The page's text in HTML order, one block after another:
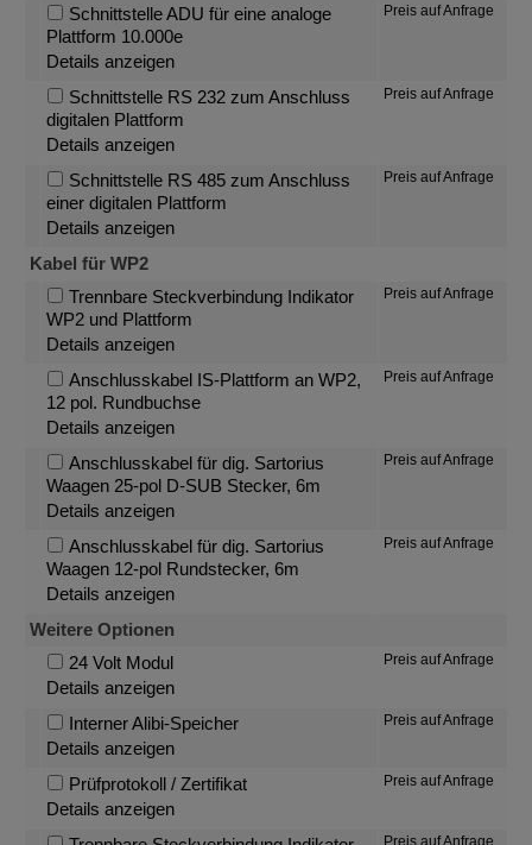
Schnittstelle ADU für eine analoge
Plattform 10.000e
Details anzeigen
Preis auf Anfrage
Schnittstelle RS 232 zum Anschluss
digitalen Plattform
Details anzeigen
Preis auf Anfrage
Schnittstelle RS 485 zum Anschluss
einer digitalen Plattform
Details anzeigen
Preis auf Anfrage
Kabel für WP2
Trennbare Steckverbindung Indikator
WP2 und Plattform
Details anzeigen
Preis auf Anfrage
Anschlusskabel IS-Plattform an WP2,
12 pol. Rundbuchse
Details anzeigen
Preis auf Anfrage
Anschlusskabel für dig. Sartorius
Waagen 25-pol D-SUB Stecker, 6m
Details anzeigen
Preis auf Anfrage
Anschlusskabel für dig. Sartorius
Waagen 12-pol Rundstecker, 6m
Details anzeigen
Preis auf Anfrage
Weitere Optionen
24 Volt Modul
Details anzeigen
Preis auf Anfrage
Interner Alibi-Speicher
Details anzeigen
Preis auf Anfrage
Prüfprotokoll / Zertifikat
Details anzeigen
Preis auf Anfrage
Preis auf Anfrage